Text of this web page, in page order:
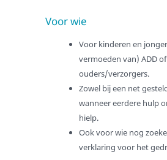
Voor wie
Voor kinderen en
vermoeden van) ADD
ouders/verzorgers.
Zowel bij een net
wanneer eerdere hulp
hielp.
Ook voor wie nog
verklaring voor het
Missie en visie
Over Marjolein
Samenwerken
Kwalitatieve zorg
Vertrouwenspersoon akj
Veiligheid en klachten
Klachtenprocedure